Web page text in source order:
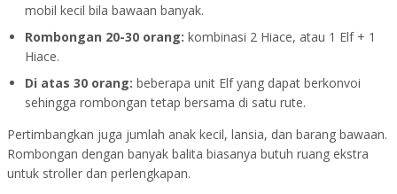
mobil kecil bila bawaan banyak.
Rombongan 20-30 orang: kombinasi 2 Hiace, atau 1 Elf + 1
Hiace.
Di atas 30 orang: beberapa unit Elf yang dapat berkonvoi
sehingga rombongan tetap bersama di satu rute.
Pertimbangkan juga jumlah anak kecil, lansia, dan barang bawaan.
Rombongan dengan banyak balita biasanya butuh ruang ekstra
untuk stroller dan perlengkapan.